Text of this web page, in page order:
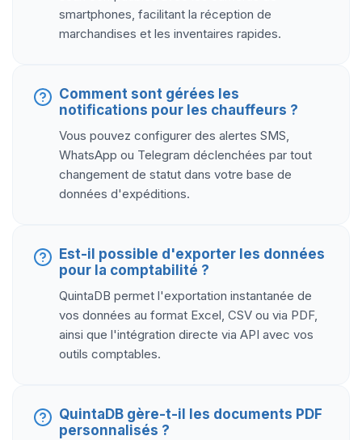
smartphones, facilitant la réception de
marchandises et les inventaires rapides.
Comment sont gérées les
notifications pour les chauffeurs ?
Vous pouvez configurer des alertes SMS,
WhatsApp ou Telegram déclenchées par tout
changement de statut dans votre base de
données d'expéditions.
Est-il possible d'exporter les données
pour la comptabilité ?
QuintaDB permet l'exportation instantanée de
vos données au format Excel, CSV ou via PDF,
ainsi que l'intégration directe via API avec vos
outils comptables.
QuintaDB gère-t-il les documents PDF
personnalisés ?